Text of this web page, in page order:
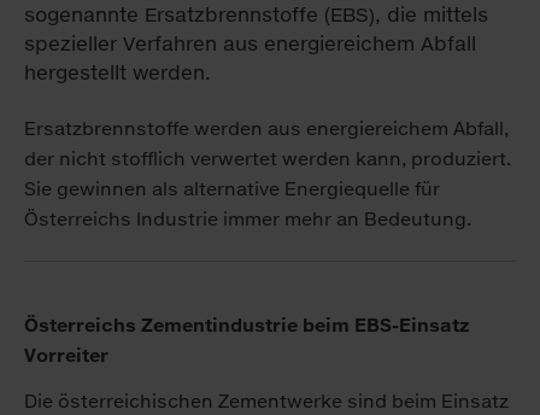
Ersatzbrennstoffe werden aus energiereichem Abfall,
der nicht stofflich verwertet werden kann, produziert.
Sie gewinnen als alternative Energiequelle für
Österreichs Industrie immer mehr an Bedeutung.
Österreichs Zementindustrie beim EBS-Einsatz
Vorreiter
Die österreichischen Zementwerke sind beim Einsatz